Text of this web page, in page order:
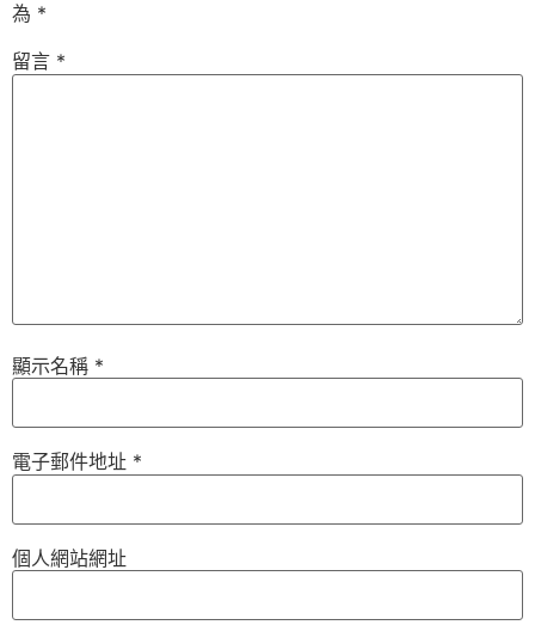
為 *
留言 *
顯示名稱 *
電子郵件地址 *
個人網站網址